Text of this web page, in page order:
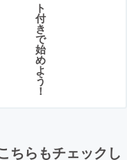
ト
付
き
で
始
め
よ
う
！
ちらもチェックし